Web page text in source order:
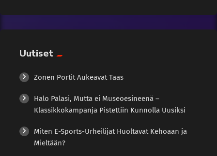
Uncategorized
Uutiset
kaikkien osapuolten hyväksyntää. Nopeus: Tapahtumat
tehokkuutta erityisesti kansainvälisessä kaupassa.
määrittää, millä hinnalla pankit lainaavat rahaa toisilleen, ja se
yritykset ottavat. Lohkoketjuteknologia voisi tuoda useita etuja
Euriborin hallintaan ja […]
Uutiset
Zonen Portit Aukeavat Taas
Halo Palasi, Mutta ei Museoesineenä –
Klassikkokampanja Pistettiin Kunnolla Uusiksi
Miten E-Sports-Urheilijat Huoltavat Kehoaan ja
Mieltään?